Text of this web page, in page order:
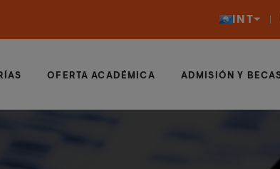
INT
OFERTA ACADÉMICA ADMISIÓN Y